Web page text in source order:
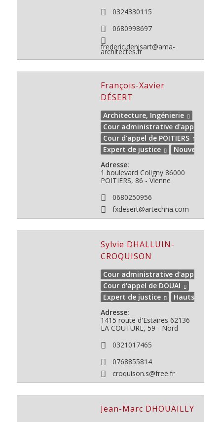
0324330115
0680998697
frederic.denisart@ama-
architectes.fr
François-Xavier
DÉSERT
Architecture, Ingénierie
Cour administrative d'appel de
Cour d'appel de POITIERS
Expert de justice
Nouvelle
Adresse:
1 boulevard Coligny 86000
POITIERS, 86 - Vienne
0680250956
fxdesert@artechna.com
Sylvie DHALLUIN-
CROQUISON
Cour administrative d'appel de
Cour d'appel de DOUAI
Expert de justice
Hauts de
Adresse:
1415 route d'Estaires 62136
LA COUTURE, 59 - Nord
0321017465
0768855814
croquison.s@free.fr
Jean-Marc DHOUAILLY